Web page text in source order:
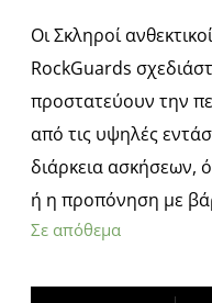
Οι Σκληροί
RockGuards
προστατεύουν την
από τις υψηλές
διάρκεια ασκήσεων,
ή η προπόνηση με
Σε απόθεμα